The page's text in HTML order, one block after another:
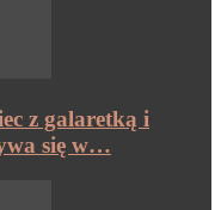
z galaretką i
się w…